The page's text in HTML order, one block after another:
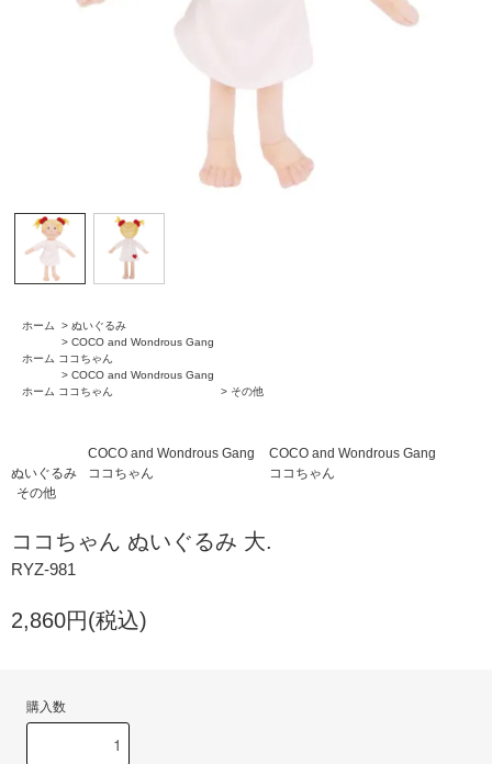
ホーム > ぬいぐるみ
ホーム
> COCO and Wondrous Gang
ココちゃん
ホーム
> COCO and Wondrous Gang
ココちゃん
> その他
ぬいぐるみ
COCO and Wondrous Gang
ココちゃん
COCO and Wondrous Gang
ココちゃん
その他
ココちゃん ぬいぐるみ 大.
RYZ-981
2,860円(税込)
購入数